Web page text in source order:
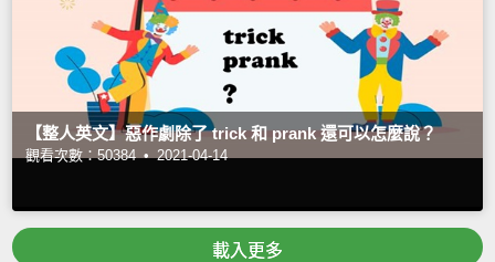
【整人英文】惡作劇除了 trick 和 prank 還可以怎麼說？
觀看次數：50384 • 2021-04-14
載入更多